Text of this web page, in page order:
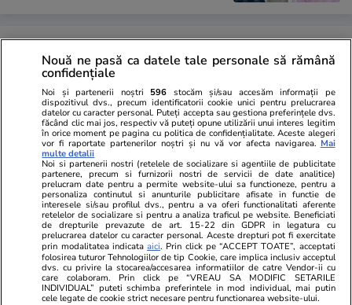
ZiaruldeIasi.ro
Motivul interesant pentru care o
elevă din rural cu o medie de top
Fanatik.ro
Se
România.
Nouă ne pasă ca datele tale personale să rămână
confidențiale
Noi și partenerii noștri 596 stocăm și/sau accesăm informații pe
dispozitivul dvs., precum identificatorii cookie unici pentru prelucrarea
datelor cu caracter personal. Puteți accepta sau gestiona preferințele dvs.
făcând clic mai jos, respectiv vă puteți opune utilizării unui interes legitim
în orice moment pe pagina cu politica de confidențialitate. Aceste alegeri
vor fi raportate partenerilor noștri și nu vă vor afecta navigarea. Mai
multe detalii
Noi si partenerii nostri (retelele de socializare si agentiile de publicitate
partenere, precum si furnizorii nostri de servicii de date analitice)
prelucram date pentru a permite website-ului sa functioneze, pentru a
personaliza continutul si anunturile publicitare afisate in functie de
interesele si/sau profilul dvs., pentru a va oferi functionalitati aferente
retelelor de socializare si pentru a analiza traficul pe website. Beneficiati
de drepturile prevazute de art. 15-22 din GDPR in legatura cu
prelucrarea datelor cu caracter personal. Aceste drepturi pot fi exercitate
prin modalitatea indicataaici. Prin click pe “ACCEPT TOATE”, acceptati
folosirea tuturor Tehnologiilor de tip Cookie, care implica inclusiv acceptul
dvs. cu privire la stocarea/accesarea informatiilor de catre Vendor-ii cu
care colaboram. Prin click pe “VREAU SA MODIFIC SETARILE
INDIVIDUAL” puteti schimba preferintele in mod individual, mai putin
cele legate de cookie strict necesare pentru functionarea website-ului.